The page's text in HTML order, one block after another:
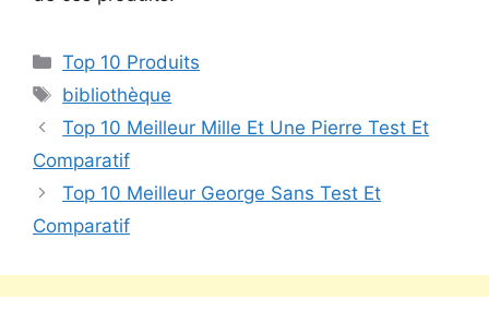
Top 10 Produits
bibliothèque
Top 10 Meilleur Mille Et Une Pierre Test Et
Comparatif
Top 10 Meilleur George Sans Test Et
Comparatif